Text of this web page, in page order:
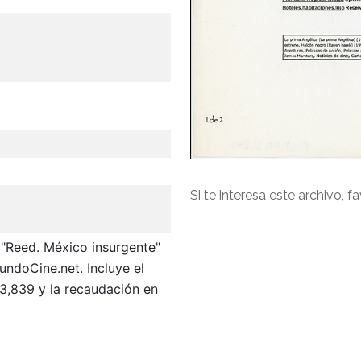
México insurgente"
Incluye el
y la recaudación en
Si te interesa este archivo,